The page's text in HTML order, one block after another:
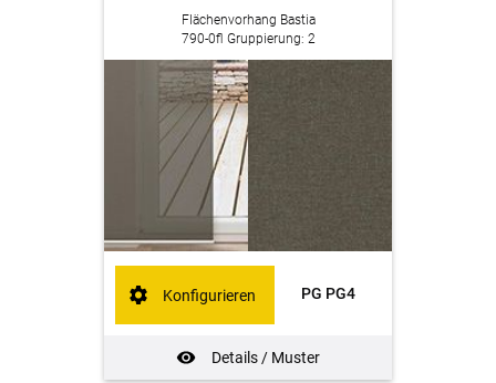
Flächenvorhang Bastia
790-0fl Gruppierung: 2
PG PG4
Details / Muster
Konfigurieren